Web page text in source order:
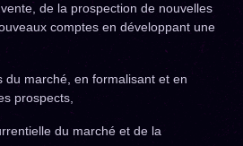
de la prospection de nouvelles
comptes en développant une
du marché, en formalisant et en
prospects,
du marché et de la